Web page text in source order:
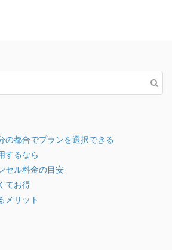
の都合でプランを選択できる
するなら
セル料金の目安
てお得
メリット